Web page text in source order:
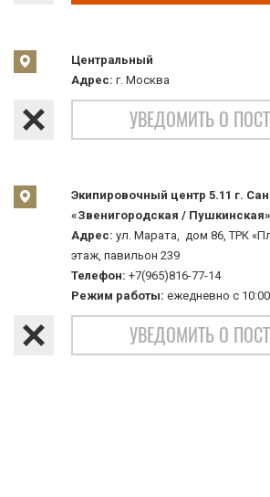
Центральный
Адрес: г. Москва
УВЕДОМИТЬ О
Экипировочный центр 5.11 г.
«Звенигородская / Пушкинская»
Адрес: ул. Марата, дом 86, ТРК
этаж, павильон 239
Телефон: +7(965)816-77-14
Режим работы: ежедневно с
УВЕДОМИТЬ О